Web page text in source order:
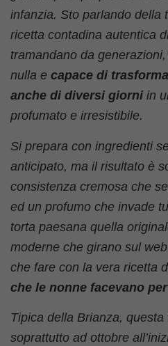
infanzia. Sto parlando della
ricetta contadina autentica
tramandano da
nulla e capace di
anche di diversi giorni in
profumato e irresistibile.
Si prepara con ingredienti
anticipato, ma il risultato è
consistenza cremosa che
ed un profumo che invade
torta paesana quella
moderne che girano sul
che fare con la vera ricetta
che le nonne facevano
Tipica della Brianza,
soprattutto ad ottobre